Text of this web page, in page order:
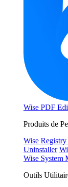
Wise PDF
Produits de
Wise
Uninstaller
Wise System
Outils